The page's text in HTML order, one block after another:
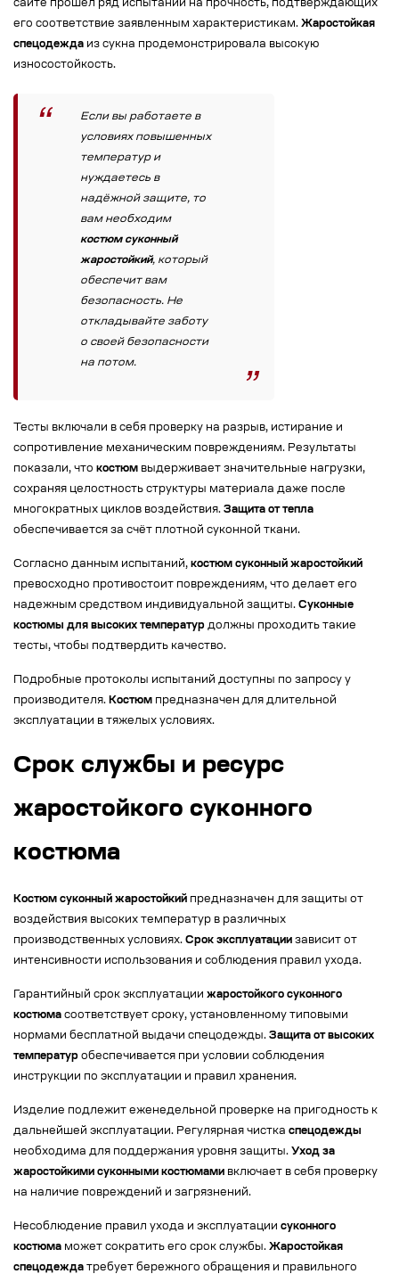
сайте прошел ряд испытаний на прочность, подтверждающих
его соответствие заявленным характеристикам. Жаростойкая
спецодежда из сукна продемонстрировала высокую
износостойкость.
Если вы работаете в
условиях повышенных
температур и
нуждаетесь в
надёжной защите, то
вам необходим
костюм суконный
жаростойкий, который
обеспечит вам
безопасность. Не
откладывайте заботу
о своей безопасности
на потом.
Тесты включали в себя проверку на разрыв, истирание и
сопротивление механическим повреждениям. Результаты
показали, что костюм выдерживает значительные нагрузки,
сохраняя целостность структуры материала даже после
многократных циклов воздействия. Защита от тепла
обеспечивается за счёт плотной суконной ткани.
Согласно данным испытаний, костюм суконный жаростойкий
превосходно противостоит повреждениям, что делает его
надежным средством индивидуальной защиты. Суконные
костюмы для высоких температур должны проходить такие
тесты, чтобы подтвердить качество.
Подробные протоколы испытаний доступны по запросу у
производителя. Костюм предназначен для длительной
эксплуатации в тяжелых условиях.
Срок службы и ресурс
жаростойкого суконного
костюма
Костюм суконный жаростойкий предназначен для защиты от
воздействия высоких температур в различных
производственных условиях. Срок эксплуатации зависит от
интенсивности использования и соблюдения правил ухода.
Гарантийный срок эксплуатации жаростойкого суконного
костюма соответствует сроку, установленному типовыми
нормами бесплатной выдачи спецодежды. Защита от высоких
температур обеспечивается при условии соблюдения
инструкции по эксплуатации и правил хранения.
Изделие подлежит еженедельной проверке на пригодность к
дальнейшей эксплуатации. Регулярная чистка спецодежды
необходима для поддержания уровня защиты. Уход за
жаростойкими суконными костюмами включает в себя проверку
на наличие повреждений и загрязнений.
Несоблюдение правил ухода и эксплуатации суконного
костюма может сократить его срок службы. Жаростойкая
спецодежда требует бережного обращения и правильного